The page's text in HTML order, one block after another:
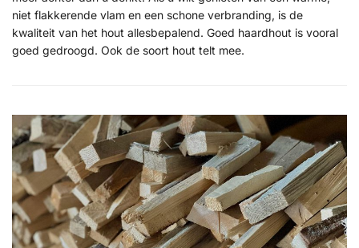
niet flakkerende vlam en een schone verbranding, is de
kwaliteit van het hout allesbepalend. Goed haardhout is vooral
goed gedroogd. Ook de soort hout telt mee.